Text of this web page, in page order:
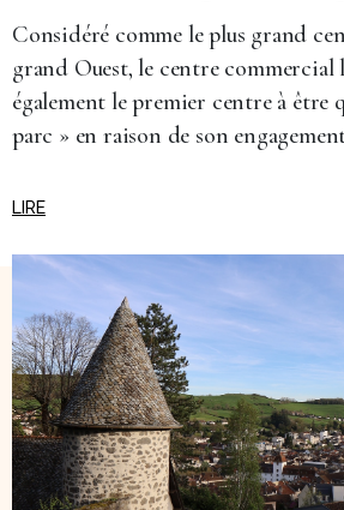
Considéré comme le plus grand
grand Ouest, le centre commercial
également le premier centre à être
parc » en raison de son